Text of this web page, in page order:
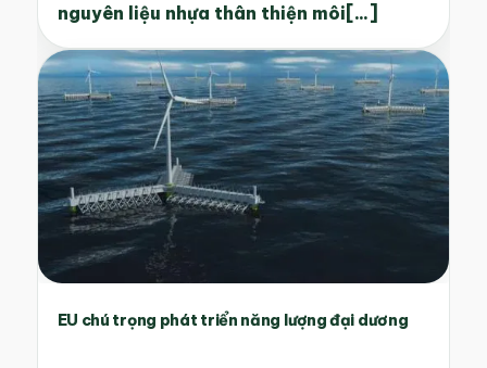
nguyên liệu nhựa thân thiện môi[...]
EU chú trọng phát triển năng lượng đại dương